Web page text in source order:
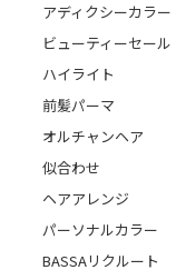
アディクシーカラー
ビューティーセール
ハイライト
前髪パーマ
オルチャンヘア
似合わせ
ヘアアレンジ
パーソナルカラー
BASSAリクルート